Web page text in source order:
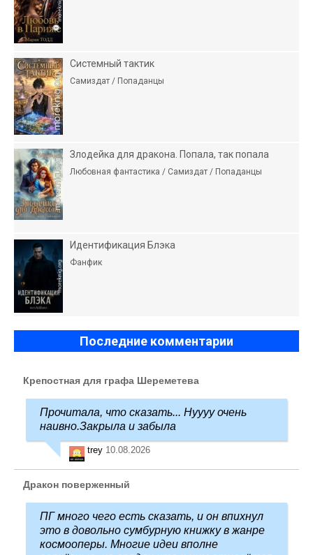
Системный тактик
Самиздат / Попаданцы
Злодейка для дракона. Попала, так попала
Любовная фантастика / Самиздат / Попаданцы
Идентификация Блэка
Фанфик
Последние комментарии
Крепостная для графа Шереметева
Прочитала, что сказать... Нуууу очень
наивно.Закрыла и забыла
trey 10.08.2026
Дракон поверженный
ПГ много чего есть сказать, и он впихнул
это в довольно сумбурную книжку в жанре
космооперы. Многие идеи вполне